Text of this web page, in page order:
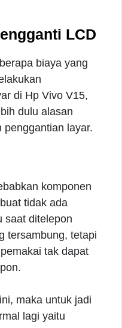
LCD
biaya yang
di Hp Vivo V15,
dulu alasan
penggantian layar.
komponen
tidak ada
saat ditelepon
tersambung, tetapi
tak dapat
maka untuk jadi
lagi yaitu